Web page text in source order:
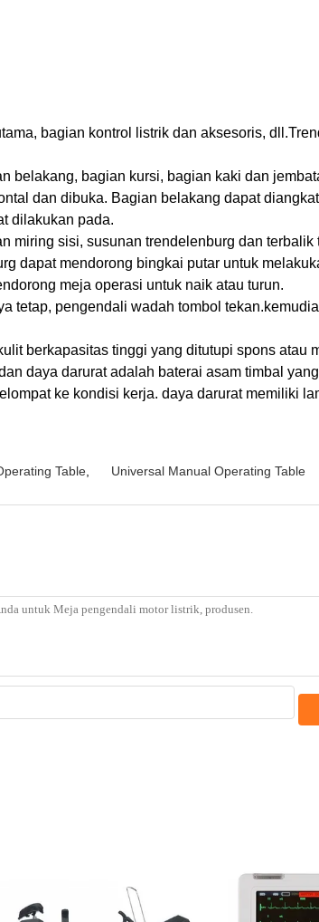
bagian kontrol listrik dan aksesoris,
belakang, bagian kursi, bagian kaki dan
dan dibuka. Bagian belakang dapat
dilakukan pada.
miring sisi, susunan trendelenburg dan
dapat mendorong bingkai putar untuk
meja operasi untuk naik atau turun.
tetap, pengendali wadah tombol
berkapasitas tinggi yang ditutupi spons atau
daya darurat adalah baterai asam timbal
ke kondisi kerja. daya darurat memiliki
Table Universal Manual Operating Table